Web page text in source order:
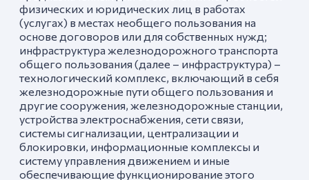
физических и юридических лиц в работах
(услугах) в местах необщего пользования на
основе договоров или для собственных нужд;
инфраструктура железнодорожного транспорта
общего пользования (далее – инфраструктура) –
технологический комплекс, включающий в себя
железнодорожные пути общего пользования и
другие сооружения, железнодорожные станции,
устройства электроснабжения, сети связи,
системы сигнализации, централизации и
блокировки, информационные комплексы и
систему управления движением и иные
обеспечивающие функционирование этого